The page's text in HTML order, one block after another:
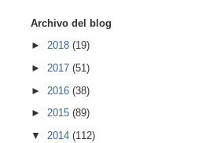
Archivo del blog
► 2018 (19)
► 2017 (51)
► 2016 (38)
► 2015 (89)
▼ 2014 (112)